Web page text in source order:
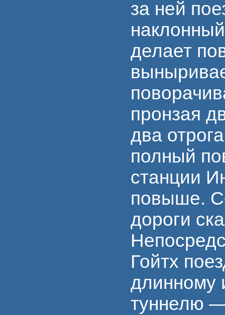
за ней
делает
пронзая
два
полный
станции
повыше.
дороги
Гойтх
длинному
туннелю —